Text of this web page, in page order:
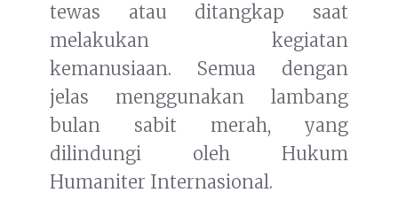
tewas atau ditangkap saat
melakukan kegiatan
kemanusiaan. Semua dengan
jelas menggunakan lambang
bulan sabit merah, yang
dilindungi oleh Hukum
Humaniter Internasional.